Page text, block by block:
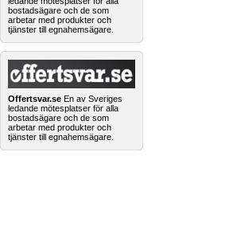
bostadsägare och de som
arbetar med produkter och
tjänster till egnahemsägare.
Offertsvar.se En av Sveriges
ledande mötesplatser för alla
bostadsägare och de som
arbetar med produkter och
tjänster till egnahemsägare.